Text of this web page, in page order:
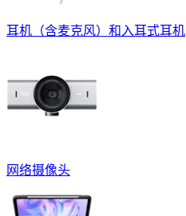
耳机（含麦克风）和入耳式耳机
网络摄像头